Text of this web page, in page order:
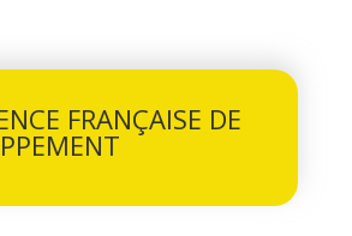
FRANÇAISE DE